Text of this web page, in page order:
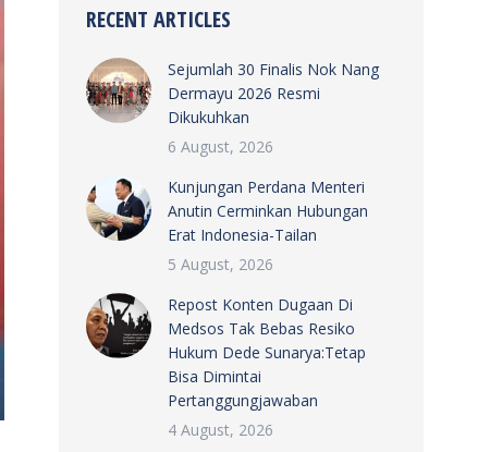
RECENT ARTICLES
Sejumlah 30 Finalis Nok Nang
Dermayu 2026 Resmi
Dikukuhkan
6 August, 2026
Kunjungan Perdana Menteri
Anutin Cerminkan Hubungan
Erat Indonesia-Tailan
5 August, 2026
Repost Konten Dugaan Di
Medsos Tak Bebas Resiko
Hukum Dede Sunarya:Tetap
Bisa Dimintai
Pertanggungjawaban
4 August, 2026